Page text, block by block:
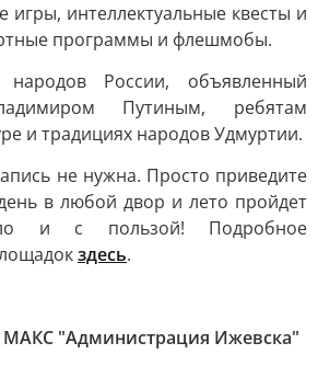
игры, интеллектуальные квесты и
программы и флешмобы.
России, объявленный
Путиным, ребятам
и традициях народов Удмуртии.
не нужна. Просто приведите
в любой двор и лето пройдет
и с пользой! Подробное
здесь.
МАКС "Администрация Ижевска"